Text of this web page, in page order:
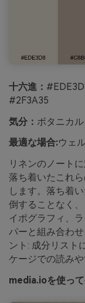
十六進：
#2F3A35
気分： ボタニカ
最適な場合:ウェ
リネンのノート
落ち着いたこれ
します。落ち着
倒することなく
イポグラフィ、
パーと組み合わ
ント: 成分リスト
ケージでの読みや
media.ioを使っ